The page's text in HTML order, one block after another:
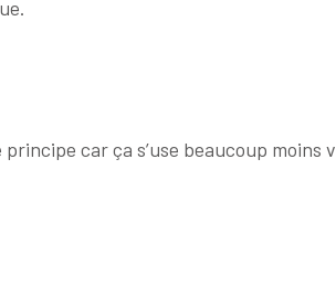
car ça s’use beaucoup moins